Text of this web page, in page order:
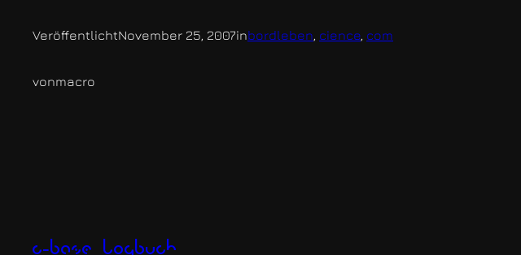
VeröffentlichtNovember 25, 2007inbordleben, cience, com
vonmacro
c-base logbuch